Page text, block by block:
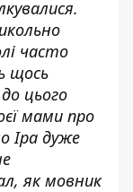
часто
щось
цього
мами про
Іра дуже
як мовник